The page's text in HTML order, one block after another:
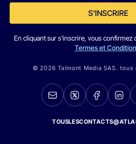
S'INSCRIRE
En cliquant sur s'inscrire, vous confirmez
Termes et
© 2026 Talmont Media SAS. tous